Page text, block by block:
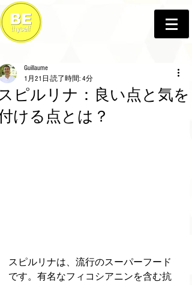
ピルリナ：良い点と気を
ける点とは？
Guillaume
1月21日 読了時間: 4分
スピルリナは、流行のスーパーフード
です。有名なフィコシアニンを含む抗